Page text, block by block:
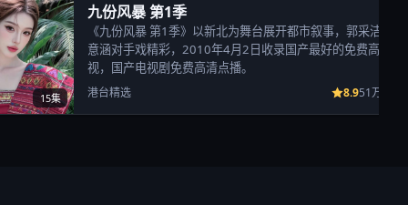
15集
九份风暴 第1季
《九份风暴 第1季》以新北为舞台展开都市叙事，郭采洁、陈
意涵对手戏精彩，2010年4月2日收录国产最好的免费高清电
视，国产电视剧免费高清点播。
港台精选 8.951万次播